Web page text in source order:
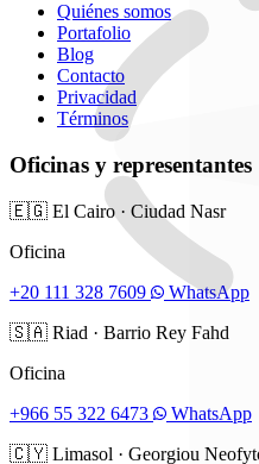
Quiénes somos
Portafolio
Blog
Contacto
Privacidad
Términos
Oficinas y representantes
🇪🇬 El Cairo · Ciudad Nasr
Oficina
+20 111 328 7609
WhatsApp
🇸🇦 Riad · Barrio Rey Fahd
Oficina
+966 55 322 6473
WhatsApp
🇨🇾 Limasol · Georgiou